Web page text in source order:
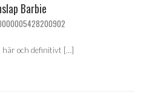
Barbie
här och definitivt […]